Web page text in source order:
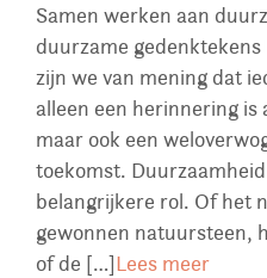
Samen werken aan
duurzame
zijn we van mening dat
alleen een herinnering is
maar ook een
toekomst.
belangrijkere rol. Of het
gewonnen natuursteen,
of de […]Lees meer